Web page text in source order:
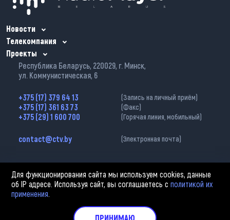
Новости
Телекомпания
Проекты
Республика Беларусь, 220029, г. Минск,
ул. Коммунистическая, 6
+375 (17) 379 64 13 (Запись на личный приём)
+375 (17) 361 63 73 (Факс)
+375 (29) 1 600 700 (Горячая линия, мобильный)
contact@ctv.by (Электронная почта)
2002—2026 © ЗАО «Столичное телевидение». При любом использовании
материалов активная гиперссылка на «belarus-news.by» обязательна.
Политика обработки персональных данных
Для функционирования сайта мы используем cookies, данные
об IP адресе. Используя сайт, вы соглашаетесь сполитикой их
применения.
ПРИНИМАЮ